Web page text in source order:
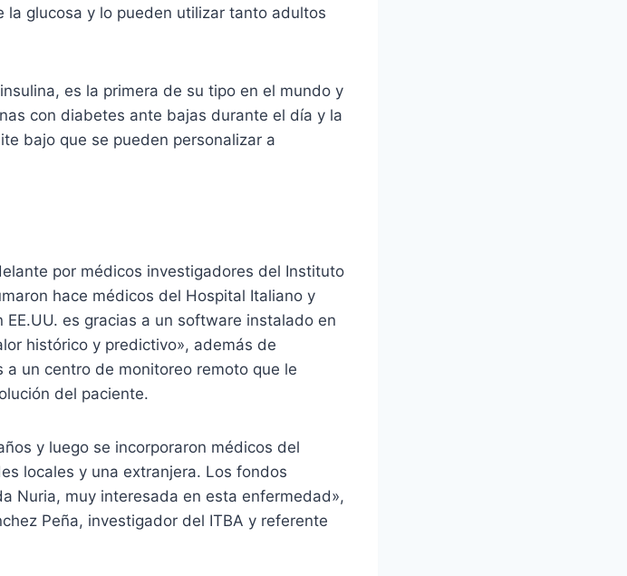
glucosa y lo pueden utilizar tanto adultos
es la primera de su tipo en el mundo y
con diabetes ante bajas durante el día y la
bajo que se pueden personalizar a
por médicos investigadores del Instituto
hace médicos del Hospital Italiano y
es gracias a un software instalado en
histórico y predictivo», además de
un centro de monitoreo remoto que le
del paciente.
y luego se incorporaron médicos del
locales y una extranjera. Los fondos
Nuria, muy interesada en esta enfermedad»,
Peña, investigador del ITBA y referente